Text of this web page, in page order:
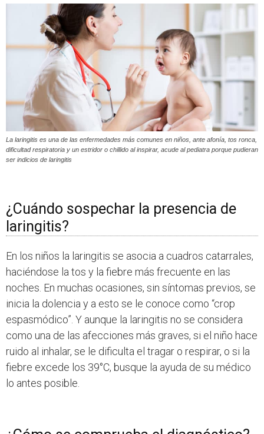
La laringitis es una de las enfermedades más comunes en niños, ante afonía, tos ronca,
dificultad respiratoria y un estridor o chillido al inspirar, acude al pediatra porque pudieran
ser indicios de laringitis
¿Cuándo sospechar la presencia de
laringitis?
En los niños la laringitis se asocia a cuadros catarrales,
haciéndose la tos y la fiebre más frecuente en las
noches. En muchas ocasiones, sin síntomas previos, se
inicia la dolencia y a esto se le conoce como “crop
espasmódico”. Y aunque la laringitis no se considera
como una de las afecciones más graves, si el niño hace
ruido al inhalar, se le dificulta el tragar o respirar, o si la
fiebre excede los 39°C, busque la ayuda de su médico
lo antes posible.